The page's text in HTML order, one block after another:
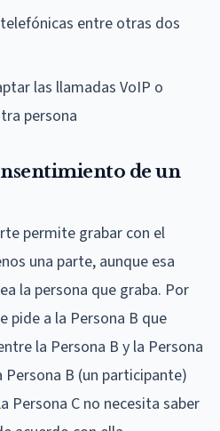
entre otras dos
las llamadas VoIP o
persona
de un
permite grabar con el
una parte, aunque esa
la persona que graba. Por
pide a la Persona B que
la Persona B y la Persona
Persona B (un participante)
Persona C no necesita saber